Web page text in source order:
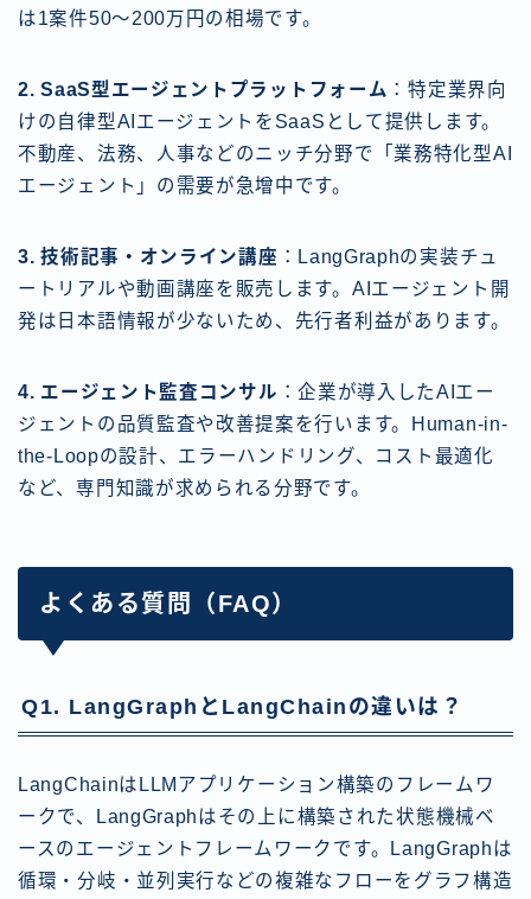
は1案件50〜200万円の相場です。
2. SaaS型エージェントプラットフォーム ：特定業界向
けの自律型AIエージェントをSaaSとして提供します。
不動産、法務、人事などのニッチ分野で「業務特化型AI
エージェント」の需要が急增中です。
3. 技術記事・オンライン講座 ：LangGraphの実装チュ
ートリアルや動画講座を販売します。AIエージェント開
発は日本語情報が少ないため、先行者利益があります。
4. エージェント監査コンサル ：企業が導入したAIエー
ジェントの品質監査や改善提案を行います。Human-in-
the-Loopの設計、エラーハンドリング、コスト最適化
など、専門知識が求められる分野です。
よくある質問（FAQ）
Q1. LangGraphとLangChainの違いは？
LangChainはLLMアプリケーション構築のフレームワ
ークで、LangGraphはその上に構築された状態機械ベ
ースのエージェントフレームワークです。LangGraphは
循環・分岐・並列実行などの複雑なフローをグラフ構造